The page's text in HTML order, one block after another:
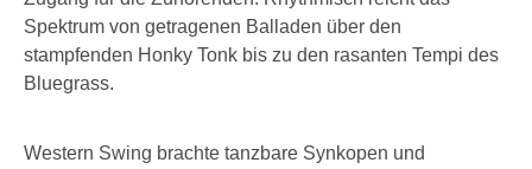
Spektrum von getragenen Balladen über den
stampfenden Honky Tonk bis zu den rasanten Tempi des
Bluegrass.
Western Swing brachte tanzbare Synkopen und